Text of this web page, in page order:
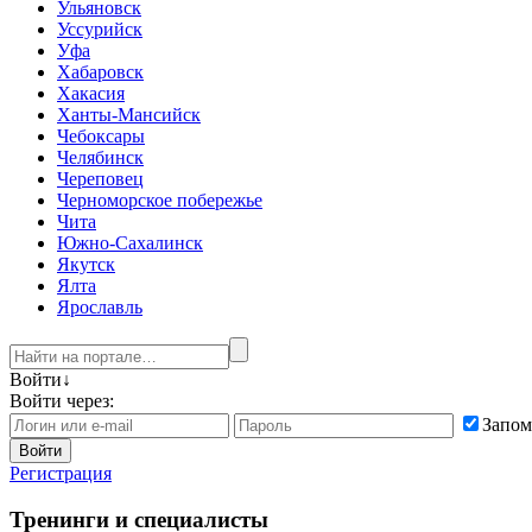
Ульяновск
Уссурийск
Уфа
Хабаровск
Хакасия
Ханты-Мансийск
Чебоксары
Челябинск
Череповец
Черноморское побережье
Чита
Южно-Сахалинск
Якутск
Ялта
Ярославль
Войти↓
Войти через:
Войти
Регистрация
Тренинги и специалисты